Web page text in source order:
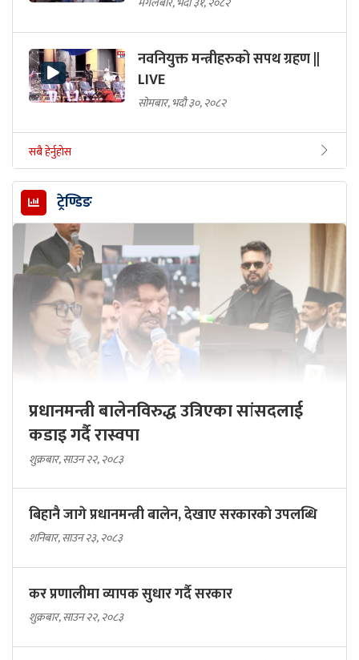
नवनियुक्त मन्त्रीहरुको सपथ ग्रहण ||
LIVE
सोमबार, भदौ ३०, २०८२
सबै हेर्नुहोस
ट्रेण्डिङ
प्रधानमन्त्री बालेनविरुद्ध उत्रिएका सांसदलाई
कडाइ गर्दै रास्वपा
शुक्रबार, साउन २२, २०८३
बिहानै जागे प्रधानमन्त्री बालेन, देखाए सरकारकाे उपलब्धि
शनिबार, साउन २३, २०८३
कर प्रणालीमा व्यापक सुधार गर्दै सरकार
शुक्रबार, साउन २२, २०८३